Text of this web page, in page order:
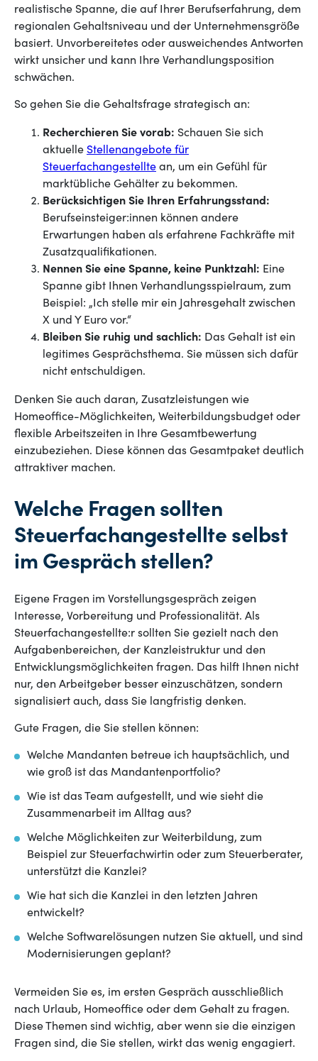
realistische Spanne, die auf Ihrer Berufserfahrung, dem
regionalen Gehaltsniveau und der Unternehmensgröße
basiert. Unvorbereitetes oder ausweichendes Antworten
wirkt unsicher und kann Ihre Verhandlungsposition
schwächen.
So gehen Sie die Gehaltsfrage strategisch an:
Recherchieren Sie vorab: Schauen Sie sich
aktuelle Stellenangebote für
Steuerfachangestellte an, um ein Gefühl für
marktübliche Gehälter zu bekommen.
Berücksichtigen Sie Ihren Erfahrungsstand:
Berufseinsteiger:innen können andere
Erwartungen haben als erfahrene Fachkräfte mit
Zusatzqualifikationen.
Nennen Sie eine Spanne, keine Punktzahl: Eine
Spanne gibt Ihnen Verhandlungsspielraum, zum
Beispiel: „Ich stelle mir ein Jahresgehalt zwischen
X und Y Euro vor.“
Bleiben Sie ruhig und sachlich: Das Gehalt ist ein
legitimes Gesprächsthema. Sie müssen sich dafür
nicht entschuldigen.
Denken Sie auch daran, Zusatzleistungen wie
Homeoffice-Möglichkeiten, Weiterbildungsbudget oder
flexible Arbeitszeiten in Ihre Gesamtbewertung
einzubeziehen. Diese können das Gesamtpaket deutlich
attraktiver machen.
Welche Fragen sollten
Steuerfachangestellte selbst
im Gespräch stellen?
Eigene Fragen im Vorstellungsgespräch zeigen
Interesse, Vorbereitung und Professionalität. Als
Steuerfachangestellte:r sollten Sie gezielt nach den
Aufgabenbereichen, der Kanzleistruktur und den
Entwicklungsmöglichkeiten fragen. Das hilft Ihnen nicht
nur, den Arbeitgeber besser einzuschätzen, sondern
signalisiert auch, dass Sie langfristig denken.
Gute Fragen, die Sie stellen können:
Welche Mandanten betreue ich hauptsächlich, und
wie groß ist das Mandantenportfolio?
Wie ist das Team aufgestellt, und wie sieht die
Zusammenarbeit im Alltag aus?
Welche Möglichkeiten zur Weiterbildung, zum
Beispiel zur Steuerfachwirtin oder zum Steuerberater,
unterstützt die Kanzlei?
Wie hat sich die Kanzlei in den letzten Jahren
entwickelt?
Welche Softwarelösungen nutzen Sie aktuell, und sind
Modernisierungen geplant?
Vermeiden Sie es, im ersten Gespräch ausschließlich
nach Urlaub, Homeoffice oder dem Gehalt zu fragen.
Diese Themen sind wichtig, aber wenn sie die einzigen
Fragen sind, die Sie stellen, wirkt das wenig engagiert.